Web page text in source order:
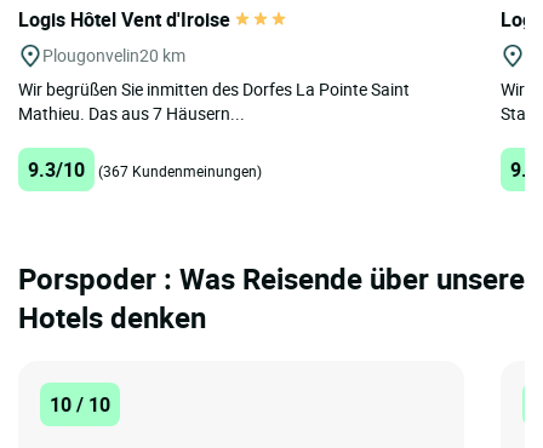
Logis Hôtel Vent d'Iroise
Plougonvelin20 km
Wir begrüßen Sie inmitten des Dorfes La Pointe Saint
Mathieu. Das aus 7 Häusern...
9.3/10 (367 Kundenmeinungen)
Wir
Porspoder : Was Reisende über unsere
Hotels denken
10 / 10